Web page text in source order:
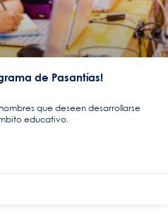
de Pasantías!
que deseen desarrollarse
educativo.